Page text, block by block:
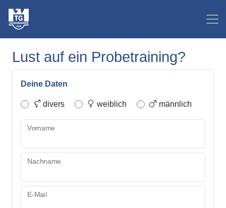
Lust auf ein Probetraining?
Deine Daten
divers weiblich männlich
Vorname
Nachname
E-Mail